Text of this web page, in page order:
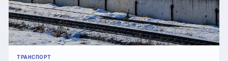
ТРАНСПОРТ